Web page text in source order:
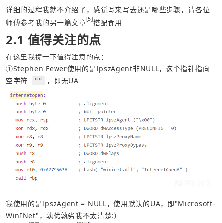
详细的过程我就不介绍了，感觉写来写去还是哪些步骤，请各位
师傅参考我的另一篇文章[5]搭配食用
2.1 值得关注的点
在这里我提一下值得注意的点：
①Stephen Fewer使用的是lpszAgent非NULL，这个指针指向
空字符
"" ，即无UA
我使用的是lpszAgent = NULL，使用默认的UA，即"Microsoft-
WinINet"，孰优孰劣我不太清楚:）